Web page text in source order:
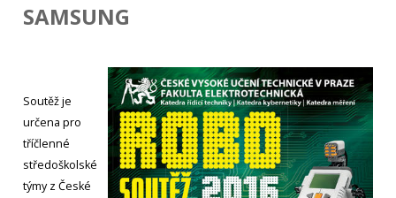
SAMSUNG
Obrázek
Soutěž je
určena pro
tříčlenné
středoškolské
týmy z České